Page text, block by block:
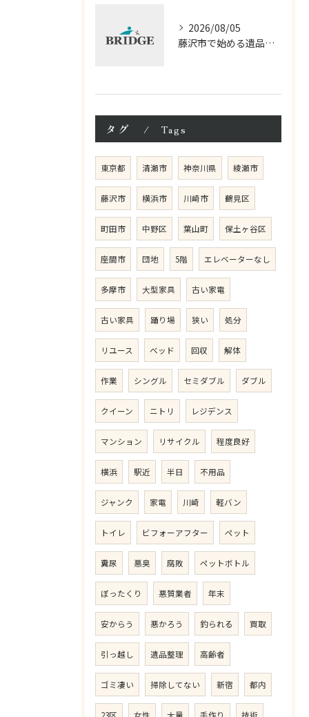
2026/08/05
藤沢市で始める遺品整理相談の進め方
タグ Tags
東京都 清瀬市 神奈川県 綾瀬市
藤沢市 横浜市 川崎市 鶴見区
町田市 中野区 葉山町 保土ヶ谷区
座間市 団地 5階 エレベーターなし
多摩市 大型家具 古い家電
古い家具 踊り場 狭い 処分
リユース ベッド 回収 解体
作業 シングル セミダブル ダブル
クイーン ニトリ レジデンス
マンション リサイクル 程度良好
横浜 駅近 半日 不用品
ジャンク 家電 川崎 軽バン
トイレ ビフォーアフター ペット
糞尿 悪臭 腐敗 ペットボトル
ぼったくり 悪質業者 年末
安からう 悪かろう 釣られる 買取
引っ越し 遺品整理 高齢者
ゴミ凄い 掃除してない 新宿 都内